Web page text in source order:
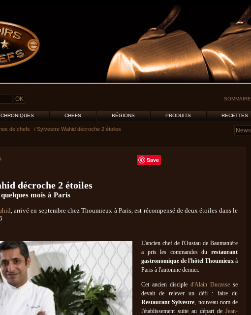
SOMMAIRE
CHRONIQUES CHEFS RÉGIONS PRODUITS RECETTES
de chefs / Sylvestre Wahid décroche 2 étoiles
Save
décroche 2 étoiles
mois à Paris
, arrivé en septembre chez Thoumieux à Paris, est récompensé de deux étoiles dans le
L'ancien chef de l'Oustau de Baumanière
a pris les commandes du restaurant
gastronomique de l'hôtel Thoumieux à
Paris à l'automne dernier.
Cet ancien disciple d'Alain Ducasse se
devait de relever un défi : faire du
Restaurant Sylvestre, nouveau nom de
l'établissement suite au départ de Jean-